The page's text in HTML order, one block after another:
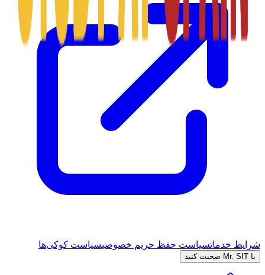
شرایط خدماتسیاست حفظ حریم خصوصیسیاست کوکی‌ها
با Mr. SIT صحبت کنید